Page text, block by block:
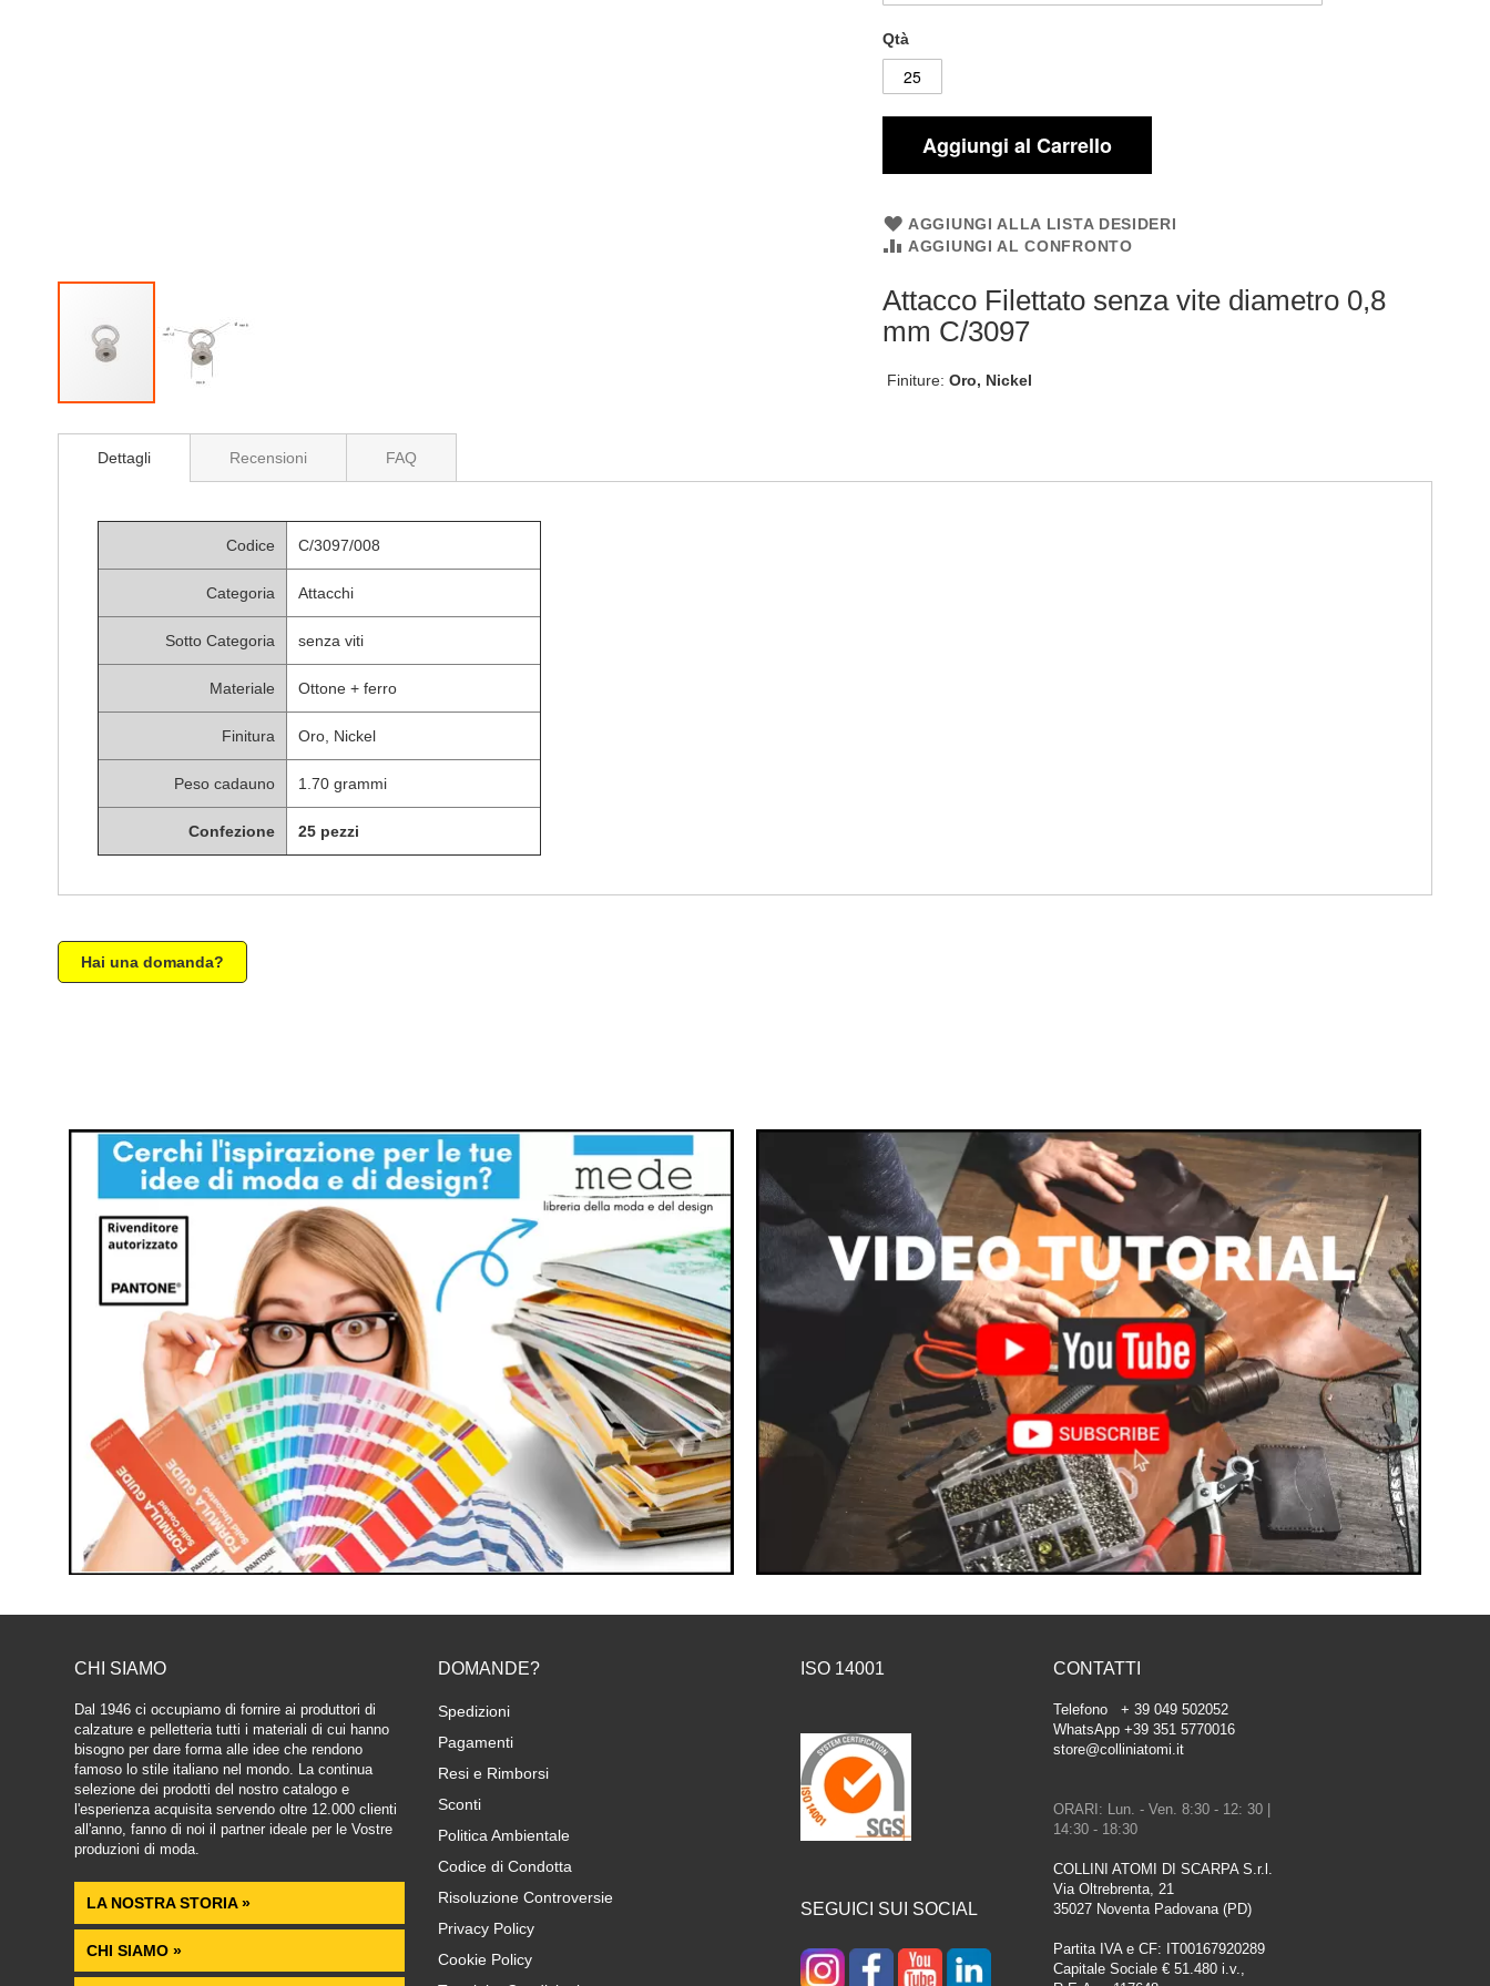
all'inizio
immagini
Qtà
Aggiungi al Carrello
AGGIUNGI ALLA LISTA DESIDERI
AGGIUNGI AL CONFRONTO
Attacco Filettato senza vite diametro 0,8
mm C/3097
Finiture: Oro, Nickel
Dettagli
Codice C/3097/008
Categoria Attacchi
Sotto Categoria senza viti
Materiale Ottone + ferro
Finitura Oro, Nickel
Peso cadauno 1.70 grammi
Confezione 25 pezzi
Recensioni FAQ
Hai una domanda?
CHI SIAMO
Dal 1946 ci occupiamo di fornire ai produttori di
calzature e pelletteria tutti i materiali di cui hanno
bisogno per dare forma alle idee che rendono
famoso lo stile italiano nel mondo. La continua
selezione dei prodotti del nostro catalogo e
l'esperienza acquisita servendo oltre 12.000 clienti
all'anno, fanno di noi il partner ideale per le Vostre
produzioni di moda.
LA NOSTRA STORIA »
CHI SIAMO »
DOMANDE?
Spedizioni
Pagamenti
Resi e Rimborsi
Sconti
Politica Ambientale
Codice di Condotta
Risoluzione Controversie
Privacy Policy
Cookie Policy
ISO 14001
SEGUICI SUI SOCIAL
CONTATTI
Telefono + 39 049 502052
WhatsApp +39 351 5770016
store@colliniatomi.it
ORARI: Lun. - Ven. 8:30 - 12: 30 |
14:30 - 18:30
COLLINI ATOMI DI SCARPA S.r.l.
Via Oltrebrenta, 21
35027 Noventa Padovana (PD)
Partita IVA e CF: IT00167920289
Capitale Sociale € 51.480 i.v.,